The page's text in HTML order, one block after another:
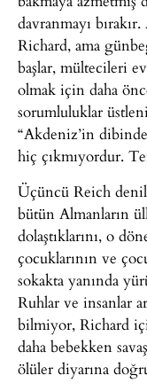
davranmayı
Richard, ama
başlar, mültecileri
olmak için daha
sorumluluklar
“Akdeniz’in
hiç çıkmıyordur.
Üçüncü Reich
bütün Almanların
dolaştıklarını, o
çocuklarının ve
sokakta yanında
Ruhlar ve insanlar
bilmiyor, Richard
daha bebekken
ölüler diyarına